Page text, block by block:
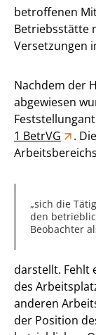
betroffenen
Betriebsstätte
Versetzungen
Nachdem der
abgewiesen
1 BetrVG
.
sich die
den
Beobachter
darstellt. Fehlt
des
anderen
der Position